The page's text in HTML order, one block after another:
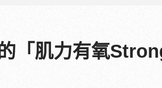
「肌力有氧